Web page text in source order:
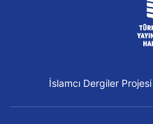
İslamcı Dergiler